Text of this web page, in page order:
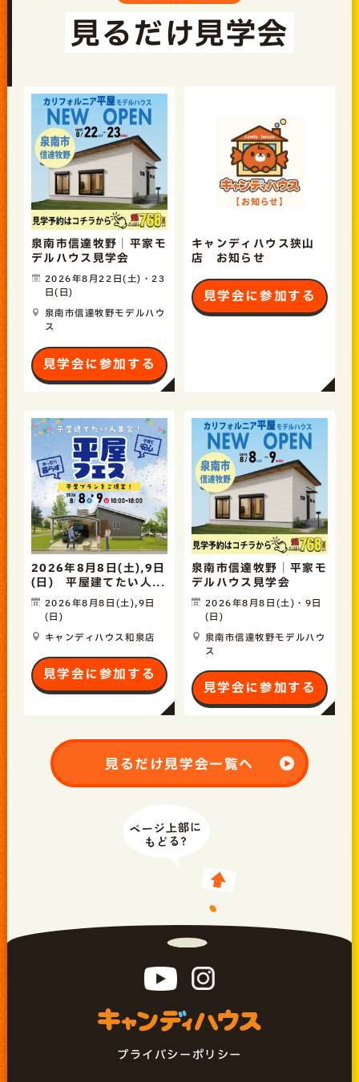
見るだけ見学会
泉南市信達牧野｜平家モ
デルハウス見学会
2026年8月22日(土)・23
日(日)
泉南市信達牧野モデルハウ
ス
見学会に参加する
キャンディハウス狭山
店 お知らせ
見学会に参加する
2026年8月8日(土),9日
(日) 平屋建てたい人...
2026年8月8日(土),9日
(日)
キャンディハウス和泉店
見学会に参加する
泉南市信達牧野｜平家モ
デルハウス見学会
2026年8月8日(土)・9日
(日)
泉南市信達牧野モデルハウ
ス
見学会に参加する
見るだけ見学会一覧へ
プライバシーポリシー